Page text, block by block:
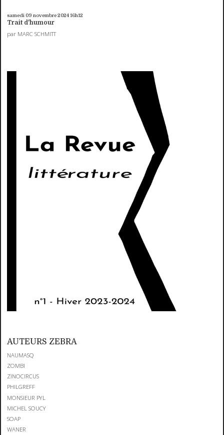
samedi 09 novembre 202416h12
Trait d'humour
par MARC SCHMITT
AUTEURS ZEBRA
NAUMASQ
ZOMBI
ZINOCIRCUS
PHILGREFF
MONSIEUR PYL
MICHEL SOUCY
SOAP
WANER